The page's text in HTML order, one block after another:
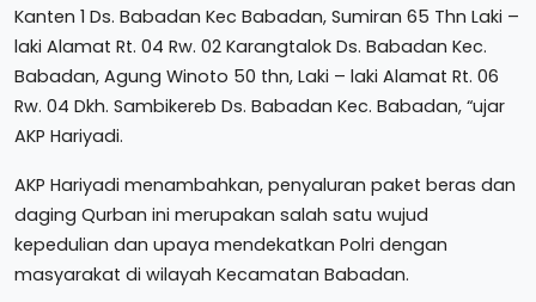
Kanten 1 Ds. Babadan Kec Babadan, Sumiran 65 Thn Laki –
laki Alamat Rt. 04 Rw. 02 Karangtalok Ds. Babadan Kec.
Babadan, Agung Winoto 50 thn, Laki – laki Alamat Rt. 06
Rw. 04 Dkh. Sambikereb Ds. Babadan Kec. Babadan, “ujar
AKP Hariyadi.
AKP Hariyadi menambahkan, penyaluran paket beras dan
daging Qurban ini merupakan salah satu wujud
kepedulian dan upaya mendekatkan Polri dengan
masyarakat di wilayah Kecamatan Babadan.